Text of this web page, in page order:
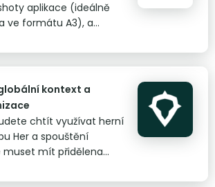
aplikace (ideálně
ve formátu A3), a
kontext a
chtít využívat herní
Her a spouštění
muset mít přidělena
globálním kontextem a